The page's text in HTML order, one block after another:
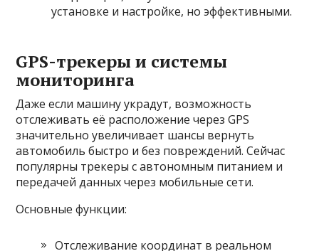
установке и настройке, но эффективными.
GPS-трекеры и системы
мониторинга
Даже если машину украдут, возможность
отслеживать её расположение через GPS
значительно увеличивает шансы вернуть
автомобиль быстро и без повреждений. Сейчас
популярны трекеры с автономным питанием и
передачей данных через мобильные сети.
Основные функции:
Отслеживание координат в реальном